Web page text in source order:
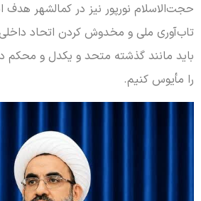
حجت‌الاسلام نورپور نیز در کمالشهر
تاب‌آوری ملی و مخدوش کردن اتحاد
باید مانند گذشته متحد و یکدل و
را مأیوس کنیم.